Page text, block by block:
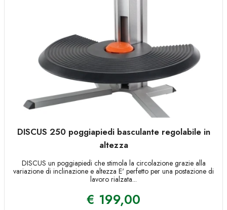
DISCUS 250 poggiapiedi basculante regolabile in
altezza
DISCUS un poggiapiedi che stimola la circolazione grazie alla
variazione di inclinazione e altezza E' perfetto per una postazione di
lavoro rialzata...
€ 199,00